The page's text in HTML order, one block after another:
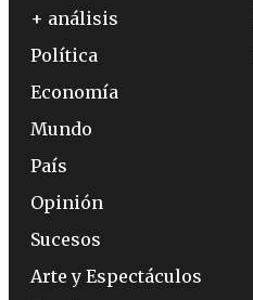
+ análisis
Política
Economía
Mundo
País
Opinión
Sucesos
Arte y Espectáculos